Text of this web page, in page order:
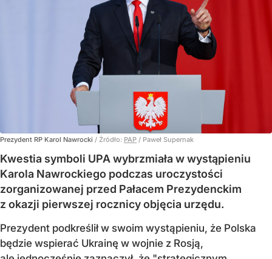
Prezydent RP Karol Nawrocki / Źródło: PAP / Paweł Supernak
Kwestia symboli UPA wybrzmiała w wystąpieniu
Karola Nawrockiego podczas uroczystości
zorganizowanej przed Pałacem Prezydenckim
z okazji pierwszej rocznicy objęcia urzędu.
Prezydent podkreślił w swoim wystąpieniu, że Polska
będzie wspierać Ukrainę w wojnie z Rosją,